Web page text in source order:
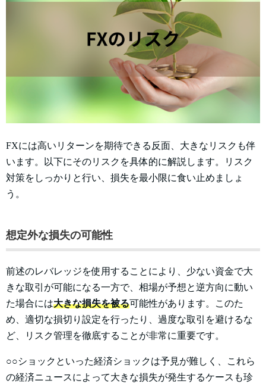
FXには高いリターンを期待できる反面、大きなリスクも伴
います。以下にそのリスクを具体的に解説します。リスク
対策をしっかりと行い、損失を最小限に食い止めましょ
う。
想定外な損失の可能性
前述のレバレッジを使用することにより、少ない資金で大
きな取引が可能になる一方で、相場が予想と逆方向に動い
た場合には大きな損失を被る可能性があります。このた
め、適切な損切り設定を行ったり、過度な取引を避けるな
ど、リスク管理を徹底することが非常に重要です。
○○ショックといった経済ショックは予見が難しく、これら
の経済ニュースによって大きな損失が発生するケースも珍